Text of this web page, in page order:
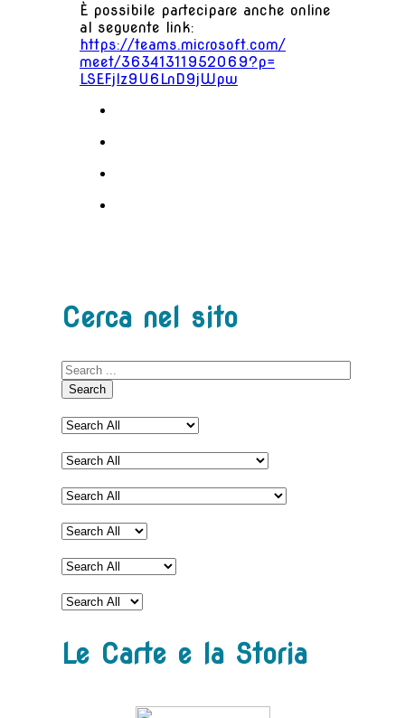
È possibile partecipare anche online
al seguente link:
https://teams.microsoft.com/
meet/36341311952069?p=
LSEFjlz9U6LnD9jWpw
Cerca nel sito
Search
Le Carte e la Storia